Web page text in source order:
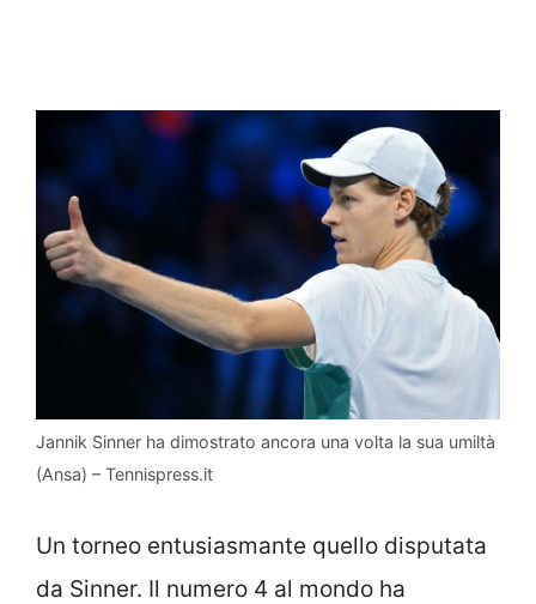
Jannik Sinner ha dimostrato ancora una volta la sua umiltà
(Ansa) – Tennispress.it
Un torneo entusiasmante quello disputata
da Sinner. Il numero 4 al mondo ha